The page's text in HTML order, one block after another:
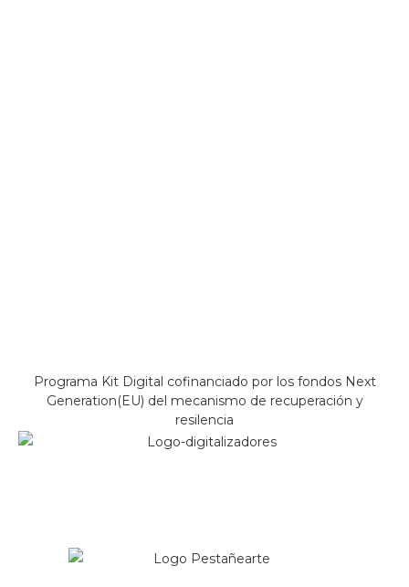
Programa Kit Digital cofinanciado por los fondos Next
Generation(EU) del mecanismo de recuperación y
resilencia